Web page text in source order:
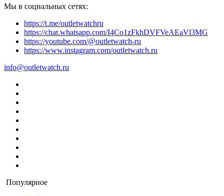
Мы в социальных сетях:
https://t.me/outletwatchru
https://chat.whatsapp.com/I4Co1zFkhDVFVeAEaVl3MG
https://youtube.com/@outletwatch-ru
https://www.instagram.com/outletwatch.ru
info@outletwatch.ru
Популярное